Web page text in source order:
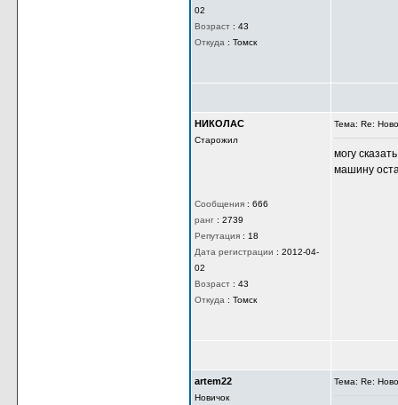
02
Возраст: 43
Откуда : Томск
НИКОЛАС
Старожил
Сообщения: 666
ранг: 2739
Репутация: 18
Дата регистрации : 2012-04-
02
Возраст: 43
Откуда : Томск
Тема: Re:
могу
машину
artem22
Новичок
Тема: Re: